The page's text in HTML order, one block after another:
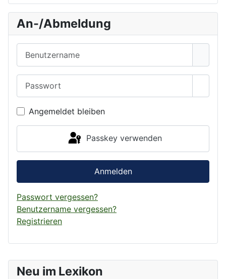
Neu im Lexikon
An-/Abmeldung
Angemeldet bleiben
Passkey verwenden
Anmelden
Passwort vergessen?
Benutzername vergessen?
Registrieren